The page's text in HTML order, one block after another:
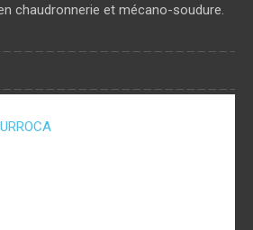
chaudronnerie et mécano-soudure.